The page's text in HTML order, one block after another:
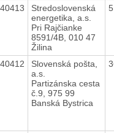
Stredoslovenská
energetika, a.s.
Pri Rajčianke
8591/4B, 010 47
Žilina
Slovenská pošta,
a.s.
Partizánska cesta
č.9, 975 99
Banská Bystrica